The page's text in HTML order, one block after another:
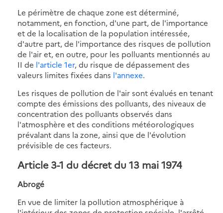
Le périmètre de chaque zone est déterminé,
notamment, en fonction, d'une part, de l'importance
et de la localisation de la population intéressée,
d'autre part, de l'importance des risques de pollution
de l'air et, en outre, pour les polluants mentionnés au
II de l'article 1er, du risque de dépassement des
valeurs limites fixées dans l'annexe.
Les risques de pollution de l'air sont évalués en tenant
compte des émissions des polluants, des niveaux de
concentration des polluants observés dans
l'atmosphère et des conditions météorologiques
prévalant dans la zone, ainsi que de l'évolution
prévisible de ces facteurs.
Article 3-1 du décret du 13 mai 1974
Abrogé
En vue de limiter la pollution atmosphérique à